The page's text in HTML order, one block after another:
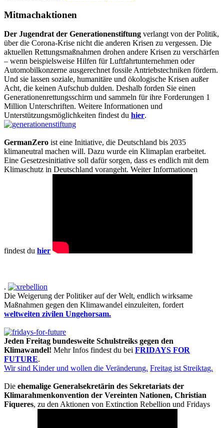
Mitmachaktionen
Der Jugendrat der Generationenstiftung verlangt von der Politik,
über die Corona-Krise nicht die anderen Krisen zu vergessen. Die
aktuellen Rettungsmaßnahmen drohen andere Krisen zu verschärfen
– wenn beispielsweise Hilfen für Luftfahrtunternehmen oder
Automobilkonzerne ausgerechnet fossile Antriebstechniken fördern.
Und sie lassen soziale, humanitäre und ökologische Krisen außer
Acht, die keinen Aufschub dulden. Deshalb forden Sie einen
Generationenrettungsschirm und sammeln für ihre Forderungen 1
Million Unterschriften. Weitere Informationen und
Unterstützungsmöglichkeiten findest du hier.
GermanZero ist eine Initiative, die Deutschland bis 2035
klimaneutral machen will. Dazu wurde ein Klimaplan erarbeitet.
Eine Gesetzesinitiative soll dafür sorgen, dass es endlich mit dem
Klimaschutz in Deutschland vorangeht. Weiter Informationen
findest du hier
.
Die Weigerung der Politiker auf der Welt, endlich wirksame
Maßnahmen gegen den Klimawandel einzuleiten, fordert
weltweiten zivilen Ungehorsam.
Jeden Freitag bundesweite Schulstreiks gegen den
Klimawandel! Mehr Infos findest du bei FRIDAYS FOR
FUTURE.
Wir sind Kinder und wollen die Veränderung. Freitag ist Streiktag.
Die ehemalige Generalsekretärin des Sekretariats der
Klimarahmenkonvention der Vereinten Nationen, Christian
Fiqueres, zu den Aktionen von Extinction Rebellion und Fridays